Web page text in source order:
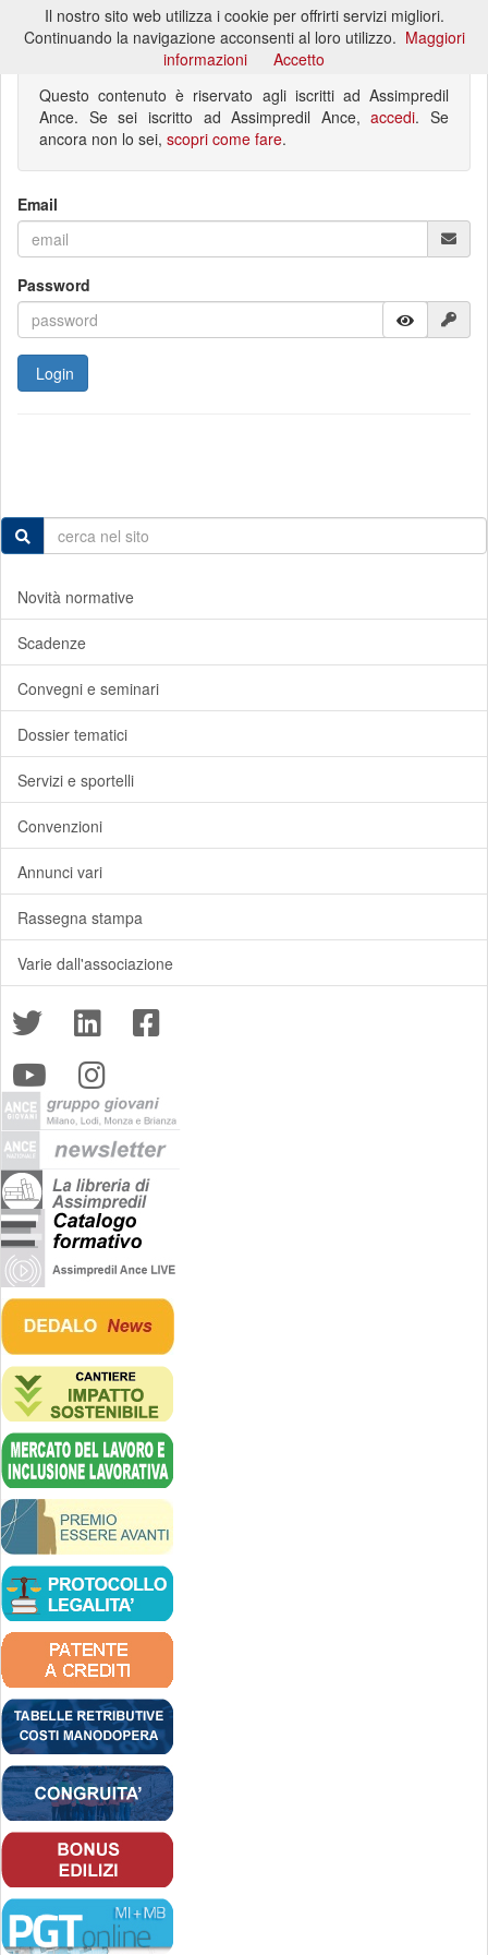
Questo contenuto è riservato agli iscritti ad Assimpredil
Ance. Se sei iscritto ad Assimpredil Ance,accedi. Se
ancora non lo sei, scopri come fare.
Email
Password
Login
Novità normative
Scadenze
Convegni e seminari
Dossier tematici
Servizi e sportelli
Convenzioni
Annunci vari
Rassegna stampa
Varie dall'associazione
Il nostro sito web utilizza i cookie per offrirti servizi migliori.
Continuando la navigazione acconsenti al loro utilizzo. Maggiori
informazioni
Accetto